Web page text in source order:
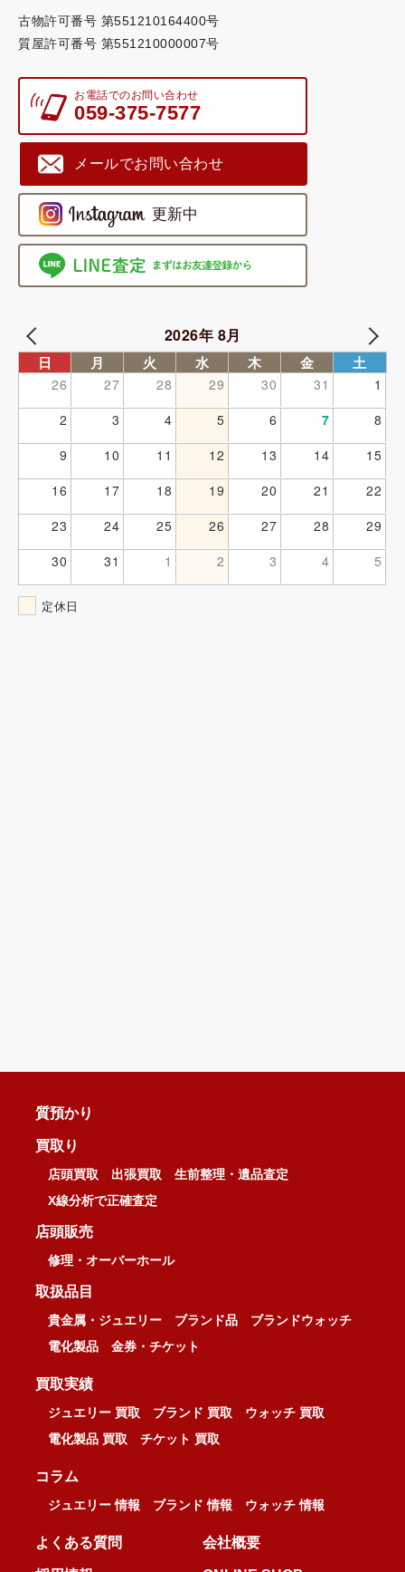
古物許可番号 第551210164400号
質屋許可番号 第551210000007号
お電話でのお問い合わせ
059-375-7577
メールでお問い合わせ
2026年 8月
日 月 火 水 木 金 土
26 27 28 29 30 31
1
2
3 4 5 6 7
8
9
10 11 12 13 14
15
16
17 18 19 20 21
22
23
24 25 26 27 28
29
30
31 1 2 3 4 5
定休日
質預かり
買取り
店頭買取 出張買取
生前整理・遺品査定
X線分析で正確査定
店頭販売
修理・オーバーホール
取扱品目
貴金属・ジュエリー ブランド品
ブランドウォッチ
電化製品
金券・チケット
買取実績
ジュエリー 買取 ブランド 買取
ウォッチ 買取
電化製品 買取
チケット 買取
コラム
ジュエリー 情報 ブランド 情報 ウォッチ 情報
よくある質問 会社概要